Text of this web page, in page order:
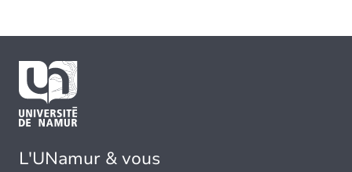
L'UNamur & vous